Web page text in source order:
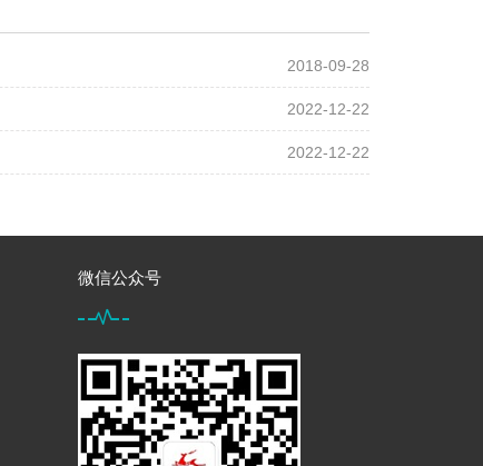
2018-09-28
2022-12-22
2022-12-22
微信公众号